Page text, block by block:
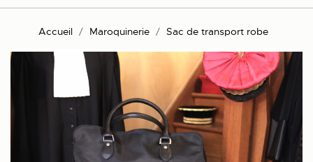
Accueil Maroquinerie Sac de transport robe